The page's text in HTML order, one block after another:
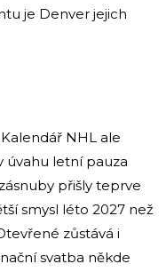
je Denver jejich
NHL ale
úvahu letní pauza
přišly teprve
smysl léto 2027 než
zůstává i
svatba někde